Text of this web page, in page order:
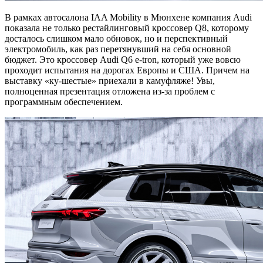
В рамках автосалона IAA Mobility в Мюнхене компания Audi
показала не только рестайлинговый кроссовер Q8, которому
досталось слишком мало обновок, но и перспективный
электромобиль, как раз перетянувший на себя основной
бюджет. Это кроссовер Audi Q6 e-tron, который уже вовсю
проходит испытания на дорогах Европы и США. Причем на
выставку «ку-шестые» приехали в камуфляже! Увы,
полноценная презентация отложена из-за проблем с
программным обеспечением.